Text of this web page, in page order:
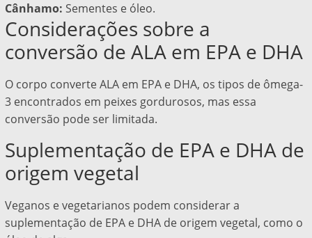
Cânhamo: Sementes e óleo.
Considerações sobre a
conversão de ALA em EPA e DHA
O corpo converte ALA em EPA e DHA, os tipos de ômega-
3 encontrados em peixes gordurosos, mas essa
conversão pode ser limitada.
Suplementação de EPA e DHA de
origem vegetal
Veganos e vegetarianos podem considerar a
suplementação de EPA e DHA de origem vegetal, como o